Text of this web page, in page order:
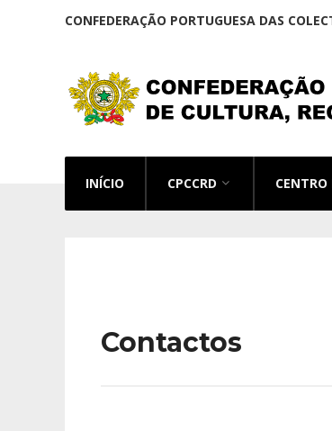
CONFEDERAÇÃO PORTUGUESA DAS
INÍCIO CPCCRD
Contactos